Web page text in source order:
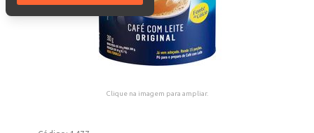
Clique na imagem para ampliar.